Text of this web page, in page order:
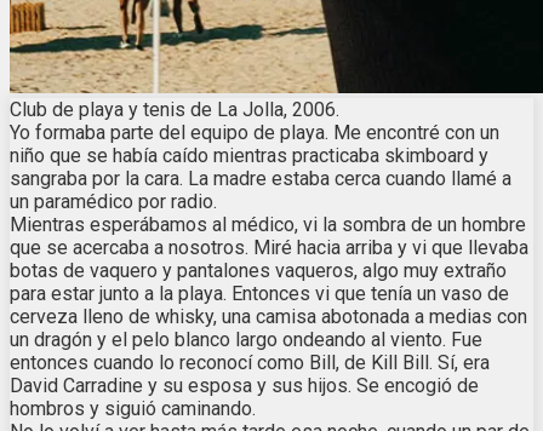
Club de playa y tenis de La Jolla, 2006.
Yo formaba parte del equipo de playa. Me encontré con un
niño que se había caído mientras practicaba skimboard y
sangraba por la cara. La madre estaba cerca cuando llamé a
un paramédico por radio.
Mientras esperábamos al médico, vi la sombra de un hombre
que se acercaba a nosotros. Miré hacia arriba y vi que llevaba
botas de vaquero y pantalones vaqueros, algo muy extraño
para estar junto a la playa. Entonces vi que tenía un vaso de
cerveza lleno de whisky, una camisa abotonada a medias con
un dragón y el pelo blanco largo ondeando al viento. Fue
entonces cuando lo reconocí como Bill, de Kill Bill. Sí, era
David Carradine y su esposa y sus hijos. Se encogió de
hombros y siguió caminando.